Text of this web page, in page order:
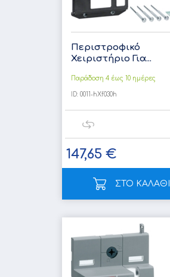
Περιστροφικό
Χειριστήριο Για...
Παράδοση 4 έως 10 ημέρες
ID: 0011-hXf030h
147,65 €
ΣΤΟ ΚΑΛΑΘΙ